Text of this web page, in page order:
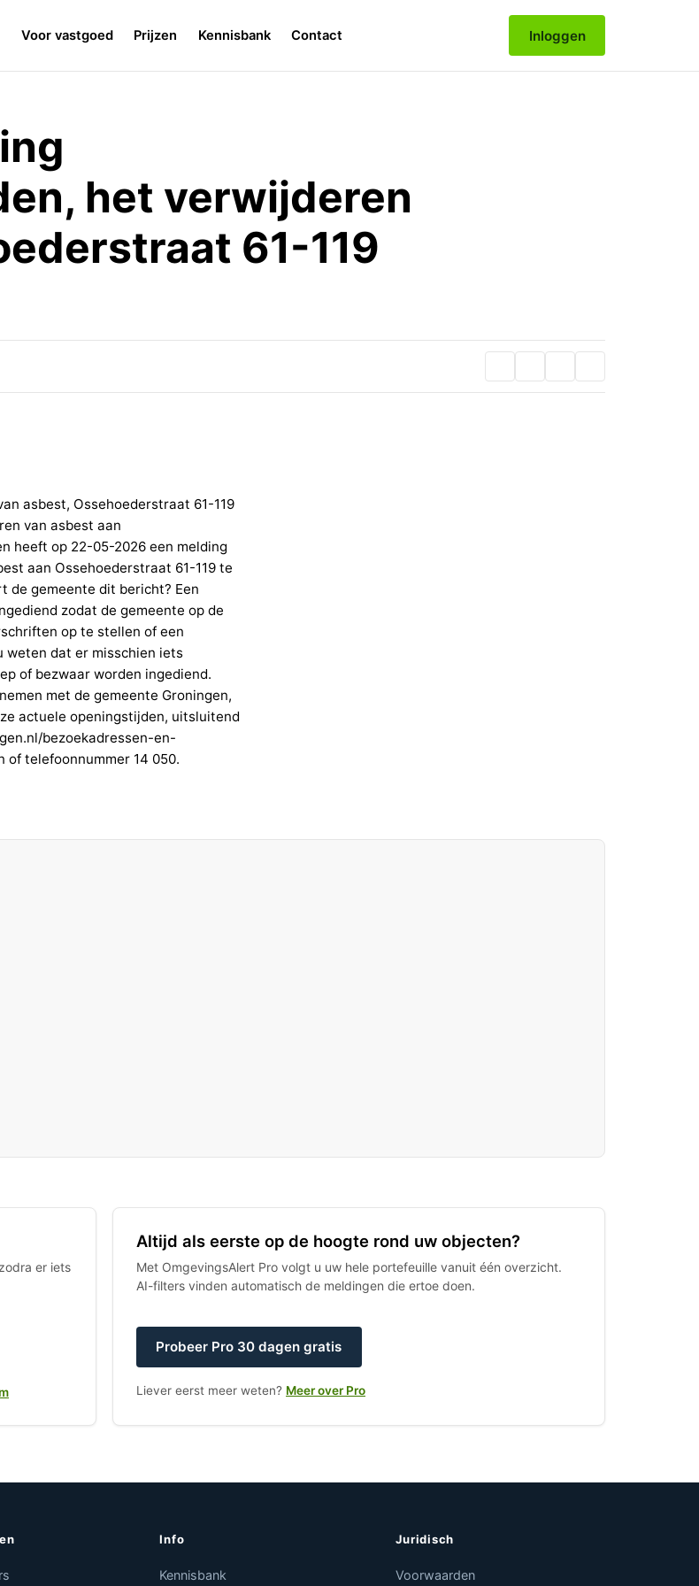
Voor vastgoed Prijzen Kennisbank Contact Inloggen
het verwijderen
61-119
asbest, Ossehoederstraat 61-119
van asbest aan
heeft op 22-05-2026 een melding
aan Ossehoederstraat 61-119 te
de gemeente dit bericht? Een
zodat de gemeente op de
op te stellen of een
dat er misschien iets
of bezwaar worden ingediend.
met de gemeente Groningen,
actuele openingstijden, uitsluitend
bezoekadressen-en-
of telefoonnummer 14 050.
er iets
Altijd als eerste op de hoogte rond uw objecten?
Met OmgevingsAlert Pro volgt u uw hele portefeuille vanuit één overzicht.
AI-filters vinden automatisch de meldingen die ertoe doen.
Probeer Pro 30 dagen gratis
Liever eerst meer weten? Meer over Pro
Info
Kennisbank
Juridisch
Voorwaarden